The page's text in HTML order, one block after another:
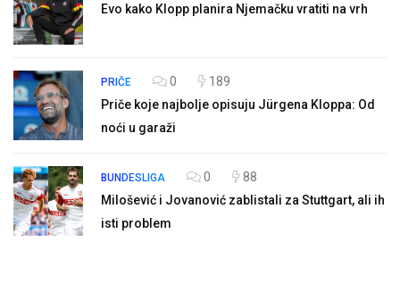
Evo kako Klopp planira Njemačku vratiti na vrh
PRIČE 0
189
Priče koje najbolje opisuju Jürgena Kloppa: Od
noći u garaži
BUNDESLIGA 0
88
Milošević i Jovanović zablistali za Stuttgart, ali ih
isti problem